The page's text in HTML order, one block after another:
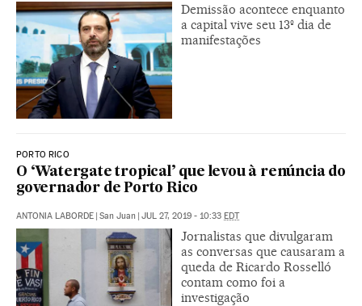
Demissão acontece enquanto
a capital vive seu 13º dia de
manifestações
PORTO RICO
O ‘Watergate tropical’ que levou à renúncia do
governador de Porto Rico
ANTONIA LABORDE | San Juan | JUL 27, 2019 - 10:33 EDT
Jornalistas que divulgaram
as conversas que causaram a
queda de Ricardo Rosselló
contam como foi a
investigação